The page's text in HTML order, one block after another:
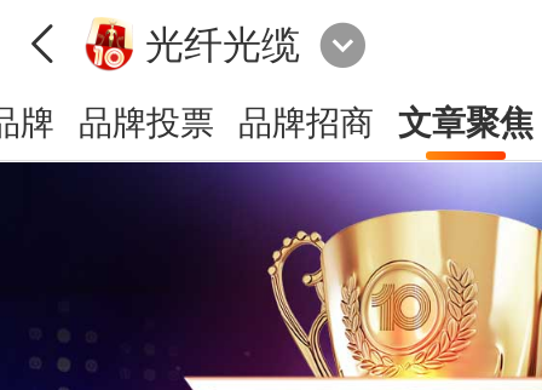
光纤光缆
牌 品牌投票 品牌招商 文章聚焦